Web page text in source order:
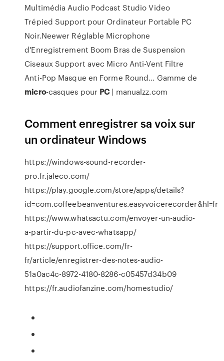
Multimédia Audio Podcast Studio Video
Trépied Support pour Ordinateur Portable PC
Noir.Neewer Réglable Microphone
d'Enregistrement Boom Bras de Suspension
Ciseaux Support avec Micro Anti-Vent Filtre
Anti-Pop Masque en Forme Round... Gamme de
micro-casques pour PC| manualzz.com
Comment enregistrer sa voix sur
un ordinateur Windows
https://windows-sound-recorder-
pro.fr.jaleco.com/
https://play.google.com/store/apps/details?
id=com.coffeebeanventures.easyvoicerecorder&hl=fr
https://www.whatsactu.com/envoyer-un-audio-
a-partir-du-pc-avec-whatsapp/
https://support.office.com/fr-
fr/article/enregistrer-des-notes-audio-
51a0ac4c-8972-4180-8286-c05457d34b09
https://fr.audiofanzine.com/homestudio/